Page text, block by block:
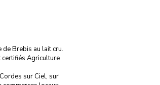
Brebis au lait cru.
certifiés Agriculture
sur Ciel, sur